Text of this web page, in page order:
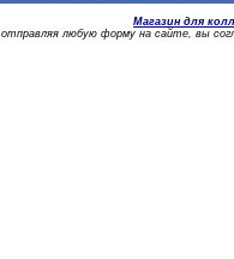
Магазин для
отправляя любую форму на сайте, вы